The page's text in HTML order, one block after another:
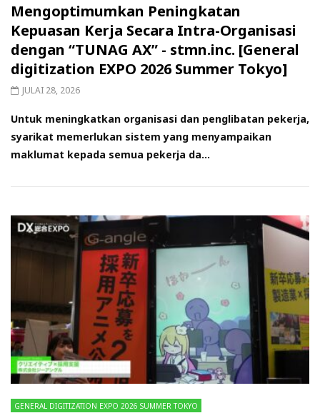
Mengoptimumkan Peningkatan
Kepuasan Kerja Secara Intra-Organisasi
dengan “TUNAG AX” - stmn.inc. [General
digitization EXPO 2026 Summer Tokyo]
JULAI 28, 2026
Untuk meningkatkan organisasi dan penglibatan pekerja,
syarikat memerlukan sistem yang menyampaikan
maklumat kepada semua pekerja da...
GENERAL DIGITIZATION EXPO 2026 SUMMER TOKYO